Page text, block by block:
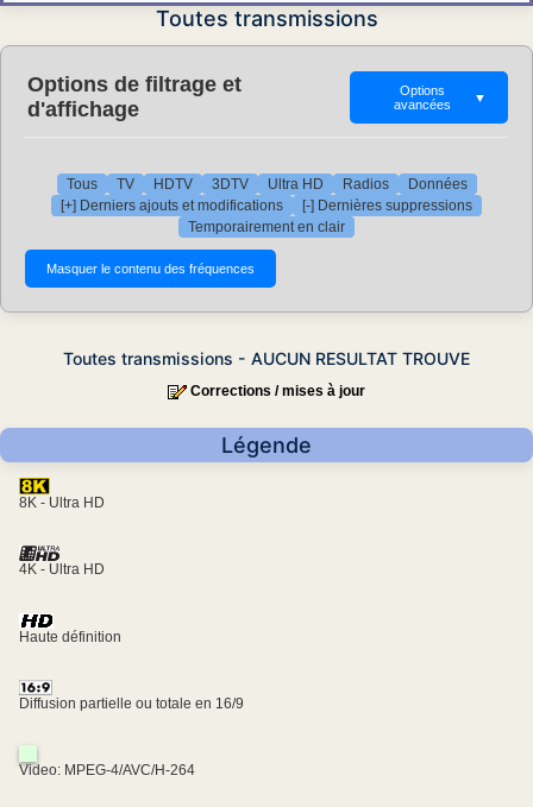
Toutes transmissions
Options de filtrage et
d'affichage
Options
avancées
▼
Tous TV HDTV 3DTV Ultra HD Radios
Données
[+] Derniers ajouts et modifications
[-] Dernières suppressions
Temporairement en clair
Toutes transmissions - AUCUN RESULTAT TROUVE
Corrections / mises à jour
Légende
8K - Ultra HD
4K - Ultra HD
Haute définition
Diffusion partielle ou totale en 16/9
Video: MPEG-4/AVC/H-264